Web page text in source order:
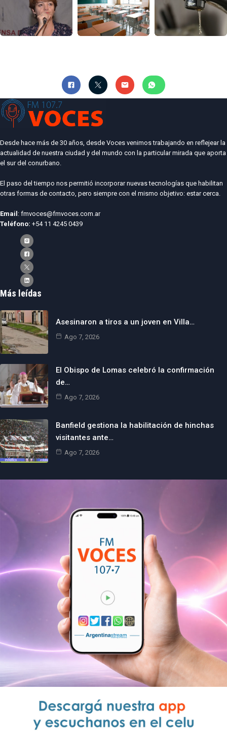
Desde hace más de 30 años, desde Voces venimos trabajando en reflejear la
actualidad de nuestra ciudad y del mundo con la particular mirada que aporta
el sur del conurbano.
El paso del tiempo nos permitió incorporar nuevas tecnologías que habilitan
otras formas de contacto, pero siempre con el mismo objetivo: estar cerca.
Email : fmvoces@fmvoces.com.ar
Teléfono: +54 11 4245 0439
Más leídas
Asesinaron a tiros a un joven en Villa…
Ago 7, 2026
El Obispo de Lomas celebró la confirmación
de…
Ago 7, 2026
Banfield gestiona la habilitación de hinchas
visitantes ante…
Ago 7, 2026